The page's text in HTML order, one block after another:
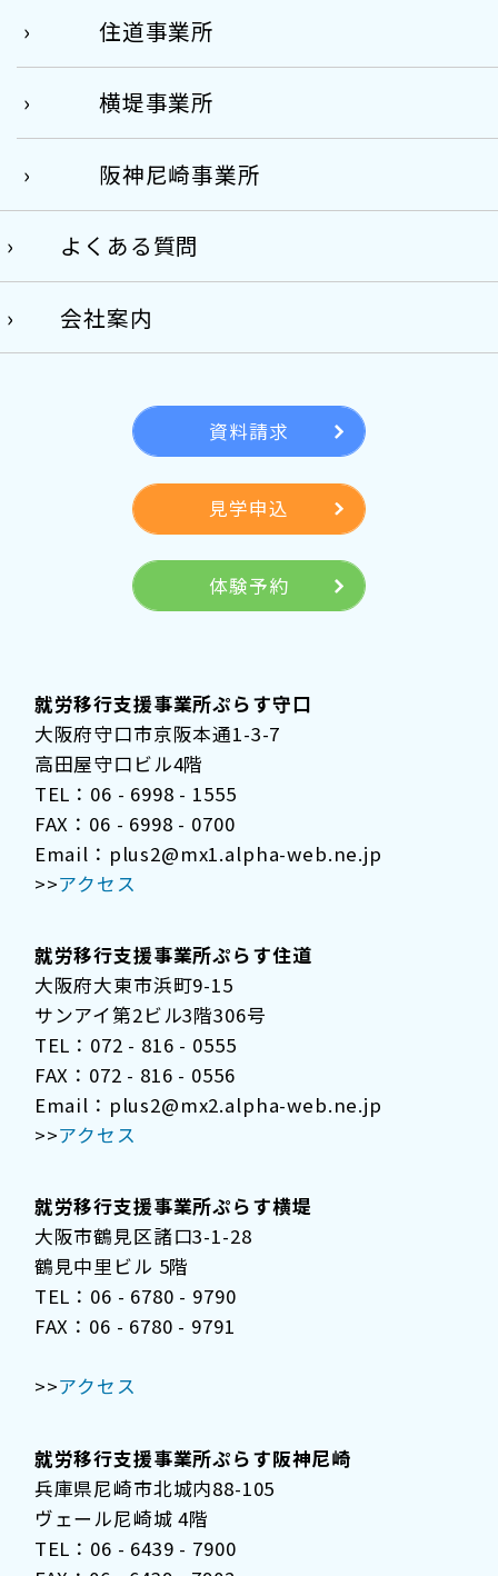
住道事業所
横堤事業所
阪神尼崎事業所
よくある質問
会社案内
資料請求
見学申込
体験予約
就労移行支援事業所ぷらす守口
大阪府守口市京阪本通1-3-7
高田屋守口ビル4階
TEL：06 - 6998 - 1555
FAX：06 - 6998 - 0700
Email：plus2@mx1.alpha-web.ne.jp
>>アクセス
就労移行支援事業所ぷらす住道
大阪府大東市浜町9-15
サンアイ第2ビル3階306号
TEL：072 - 816 - 0555
FAX：072 - 816 - 0556
Email：plus2@mx2.alpha-web.ne.jp
>>アクセス
就労移行支援事業所ぷらす横堤
大阪市鶴見区諸口3-1-28
鶴見中里ビル 5階
TEL：06 - 6780 - 9790
FAX：06 - 6780 - 9791
>>アクセス
就労移行支援事業所ぷらす阪神尼崎
兵庫県尼崎市北城内88-105
ヴェール尼崎城 4階
TEL：06 - 6439 - 7900